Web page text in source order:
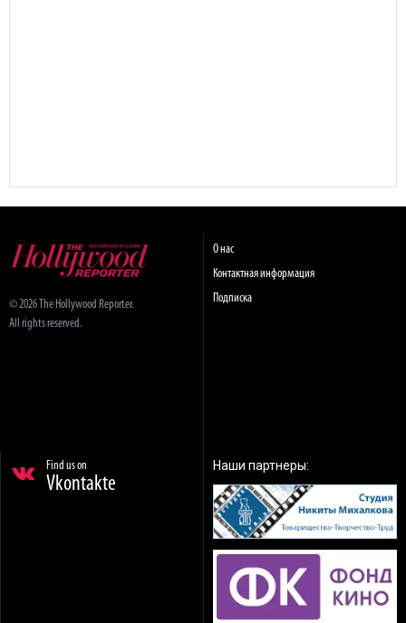
© 2026 The Hollywood Reporter.
All rights reserved.
О нас
Контактная информация
Подписка
Find us on
Vkontakte
Наши партнеры: